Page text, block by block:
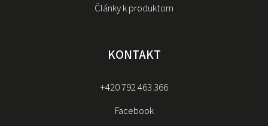
Články k produktom
KONTAKT
+420 792 463 366
Facebook